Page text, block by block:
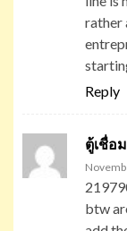
rather
Reply
ตู้เชื่อม
btw